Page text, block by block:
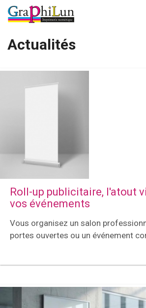
Actualités
Roll-up publicitaire, l'atout
vos événements
Vous organisez un salon
portes ouvertes ou un événement